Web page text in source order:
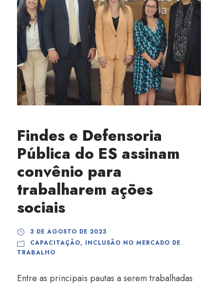
Findes e Defensoria
Pública do ES assinam
convênio para
trabalharem ações
sociais
3 DE AGOSTO DE 2023
CAPACITAÇÃO, INCLUSÃO NO MERCADO DE
TRABALHO
Entre as principais pautas a serem trabalhadas